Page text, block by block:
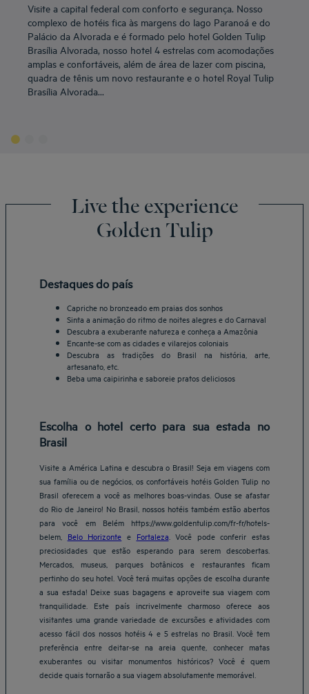
Visite a capital federal com conforto e segurança. Nosso
complexo de hotéis fica às margens do lago Paranoá e do
Palácio da Alvorada e é formado pelo hotel Golden Tulip
Brasília Alvorada, nosso hotel 4 estrelas com acomodações
amplas e confortáveis, além de área de lazer com piscina,
quadra de tênis um novo restaurante e o hotel Royal Tulip
Brasília Alvorada...
Live the experience
Golden Tulip
Destaques do país
Capriche no bronzeado em praias dos sonhos
Sinta a animação do ritmo de noites alegres e do Carnaval
Descubra a exuberante natureza e conheça a Amazônia
Encante-se com as cidades e vilarejos coloniais
Descubra as tradições do Brasil na história, arte,
artesanato, etc.
Beba uma caipirinha e saboreie pratos deliciosos
Escolha o hotel certo para sua estada no
Brasil
Visite a América Latina e descubra o Brasil! Seja em viagens com
sua família ou de negócios, os confortáveis hotéis Golden Tulip no
Brasil oferecem a você as melhores boas-vindas. Ouse se afastar
do Rio de Janeiro! No Brasil, nossos hotéis também estão abertos
para você em Belém https://www.goldentulip.com/fr-fr/hotels-
belem, Belo Horizonte e Fortaleza . Você pode conferir estas
preciosidades que estão esperando para serem descobertas.
Mercados, museus, parques botânicos e restaurantes ficam
pertinho do seu hotel. Você terá muitas opções de escolha durante
a sua estada! Deixe suas bagagens e aproveite sua viagem com
tranquilidade. Este país incrivelmente charmoso oferece aos
visitantes uma grande variedade de excursões e atividades com
acesso fácil dos nossos hotéis 4 e 5 estrelas no Brasil. Você tem
preferência entre deitar-se na areia quente, conhecer matas
exuberantes ou visitar monumentos históricos? Você é quem
decide quais tornarão a sua viagem absolutamente memorável.